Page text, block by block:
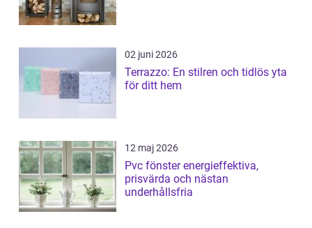
02 juni 2026
Terrazzo: En stilren och tidlös yta
för ditt hem
12 maj 2026
Pvc fönster energieffektiva,
prisvärda och nästan
underhållsfria